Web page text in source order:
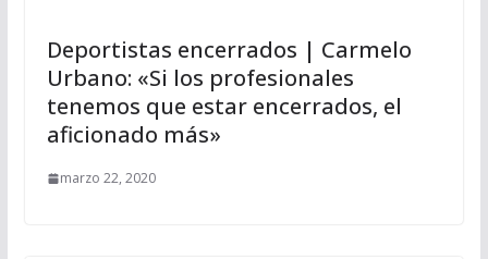
Deportistas encerrados | Carmelo
Urbano: «Si los profesionales
tenemos que estar encerrados, el
aficionado más»
marzo 22, 2020